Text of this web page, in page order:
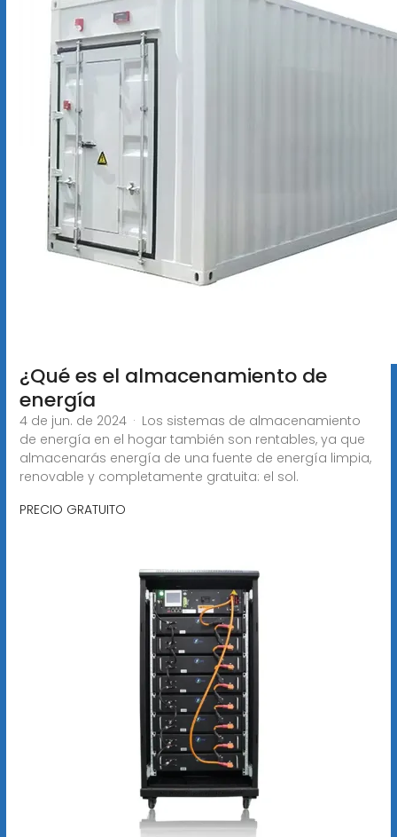
¿Qué es el almacenamiento de
energía
4 de jun. de 2024 · Los sistemas de almacenamiento
de energía en el hogar también son rentables, ya que
almacenarás energía de una fuente de energía limpia,
renovable y completamente gratuita: el sol.
PRECIO GRATUITO